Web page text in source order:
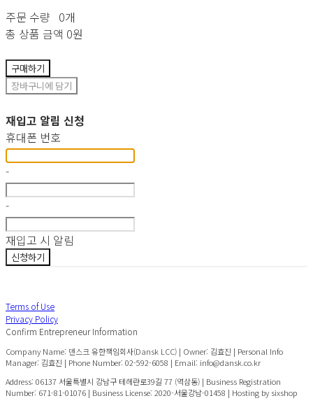
주문 수량 0개
총 상품 금액 0원
구매하기
장바구니에 담기
재입고 알림 신청
휴대폰 번호
-
-
재입고 시 알림
신청하기
Terms of Use
Privacy Policy
Confirm Entrepreneur Information
Company Name: 덴스크 유한책임회사(Dansk LCC) | Owner: 김효진 | Personal Info
Manager: 김효진 | Phone Number: 02-592-6058 | Email: info@dansk.co.kr
Address: 06137 서울특별시 강남구 테헤란로39길 77 (역삼동) | Business Registration
Number: 671-81-01076 | Business License: 2020-서울강남-01458 | Hosting by sixshop